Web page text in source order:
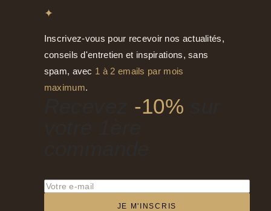
✦
Inscrivez-vous pour recevoir nos actualités,
conseils d'entretien et inspirations, sans
spam, avec 1 à 2 emails par mois
maximum.
-10%
JE M'INSCRIS